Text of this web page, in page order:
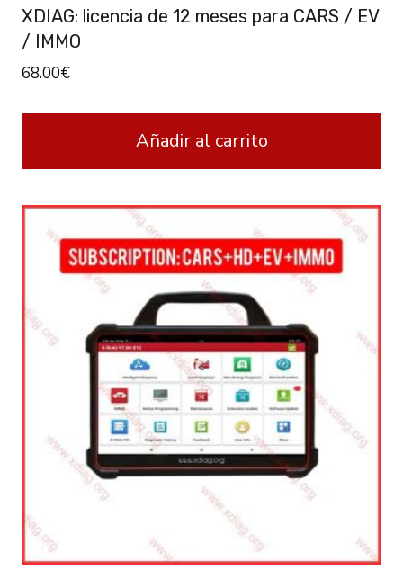
XDIAG: licencia de 12 meses para CARS / EV
/ IMMO
68.00€
Añadir al carrito